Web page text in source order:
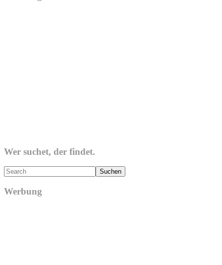
Wer suchet, der findet.
Search
Werbung